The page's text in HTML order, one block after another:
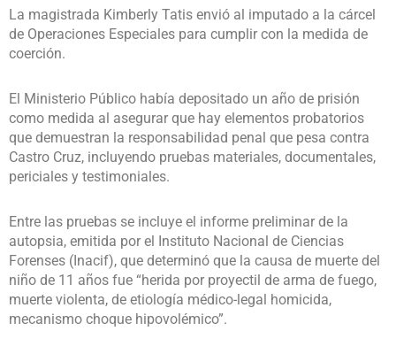
La magistrada Kimberly Tatis envió al imputado a la cárcel
de Operaciones Especiales para cumplir con la medida de
coerción.
El Ministerio Público había depositado un año de prisión
como medida al asegurar que hay elementos probatorios
que demuestran la responsabilidad penal que pesa contra
Castro Cruz, incluyendo pruebas materiales, documentales,
periciales y testimoniales.
Entre las pruebas se incluye el informe preliminar de la
autopsia, emitida por el Instituto Nacional de Ciencias
Forenses (Inacif), que determinó que la causa de muerte del
niño de 11 años fue “herida por proyectil de arma de fuego,
muerte violenta, de etiología médico-legal homicida,
mecanismo choque hipovolémico”.